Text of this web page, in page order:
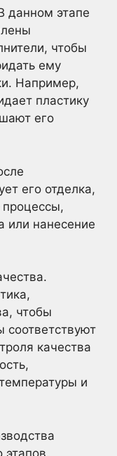
данном этапе
чтобы
ему
Например,
пластику
его
его отделка,
или нанесение
чтобы
соответствуют
качества
и
этапов,